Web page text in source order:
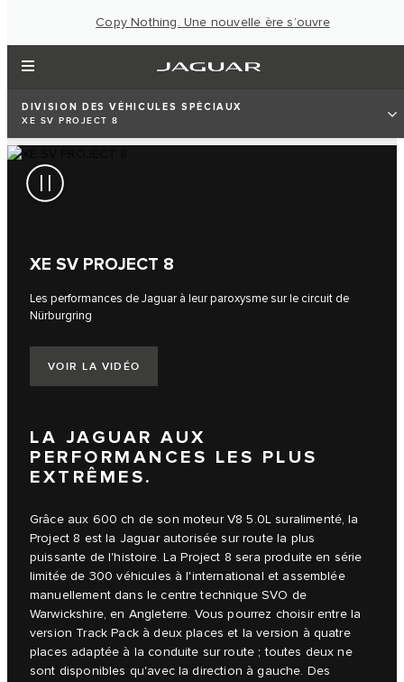
Copy Nothing. Une nouvelle ère s’ouvre
DIVISION DES VÉHICULES SPÉCIAUX
XE SV PROJECT 8
XE SV PROJECT 8
Les performances de Jaguar à leur paroxysme sur le circuit de
Nürburgring
VOIR LA VIDÉO
LA JAGUAR AUX
PERFORMANCES LES PLUS
EXTRÊMES.
Grâce aux 600 ch de son moteur V8 5.0L suralimenté, la
Project 8 est la Jaguar autorisée sur route la plus
puissante de l'histoire. La Project 8 sera produite en série
limitée de 300 véhicules à l'international et assemblée
manuellement dans le centre technique SVO de
Warwickshire, en Angleterre. Vous pourrez choisir entre la
version Track Pack à deux places et la version à quatre
places adaptée à la conduite sur route ; toutes deux ne
sont disponibles qu'avec la direction à gauche. Des